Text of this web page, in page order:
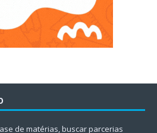
de matérias, buscar parcerias